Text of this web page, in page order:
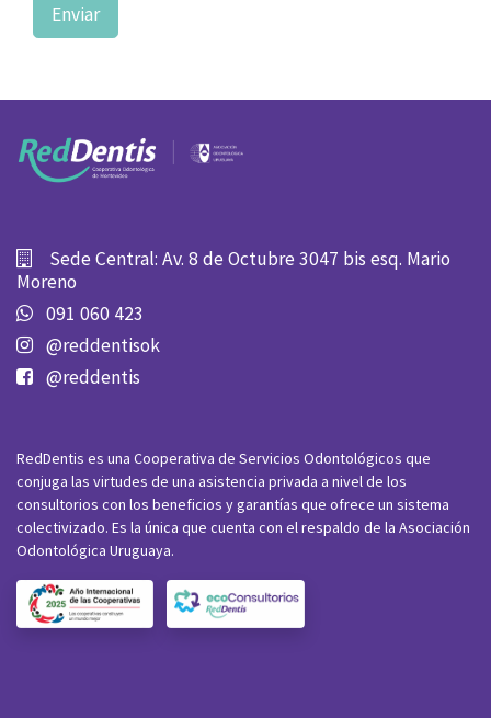
Enviar
Sede Central: Av. 8 de Octubre 3047 bis esq. Mario
Moreno
091 060 423
@reddentisok
@reddentis
RedDentis es una Cooperativa de Servicios Odontológicos que
conjuga las virtudes de una asistencia privada a nivel de los
consultorios con los beneficios y garantías que ofrece un sistema
colectivizado. Es la única que cuenta con el respaldo de la Asociación
Odontológica Uruguaya.